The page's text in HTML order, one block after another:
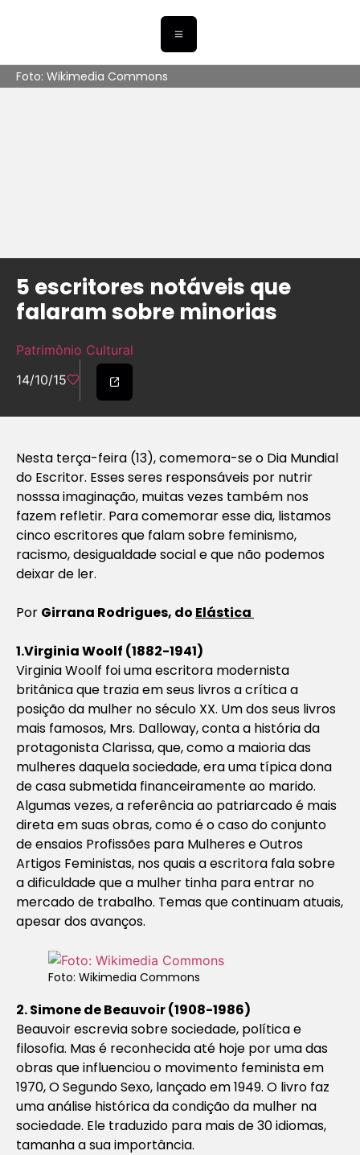
Foto: Wikimedia Commons
5 escritores notáveis que
falaram sobre minorias
Patrimônio Cultural
14/10/15
Nesta terça-feira (13), comemora-se o Dia Mundial
do Escritor. Esses seres responsáveis por nutrir
nosssa imaginação, muitas vezes também nos
fazem refletir. Para comemorar esse dia, listamos
cinco escritores que falam sobre feminismo,
racismo, desigualdade social e que não podemos
deixar de ler.
Por Girrana Rodrigues, do Elástica
1.Virginia Woolf (1882-1941)
Virginia Woolf foi uma escritora modernista
britânica que trazia em seus livros a crítica a
posição da mulher no século XX. Um dos seus livros
mais famosos, Mrs. Dalloway, conta a história da
protagonista Clarissa, que, como a maioria das
mulheres daquela sociedade, era uma típica dona
de casa submetida financeiramente ao marido.
Algumas vezes, a referência ao patriarcado é mais
direta em suas obras, como é o caso do conjunto
de ensaios Profissões para Mulheres e Outros
Artigos Feministas, nos quais a escritora fala sobre
a dificuldade que a mulher tinha para entrar no
mercado de trabalho. Temas que continuam atuais,
apesar dos avanços.
Foto: Wikimedia Commons
2. Simone de Beauvoir (1908-1986)
Beauvoir escrevia sobre sociedade, política e
filosofia. Mas é reconhecida até hoje por uma das
obras que influenciou o movimento feminista em
1970,O Segundo Sexo, lançado em 1949. O livro faz
uma análise histórica da condição da mulher na
sociedade. Ele traduzido para mais de 30 idiomas,
tamanha a sua importância.